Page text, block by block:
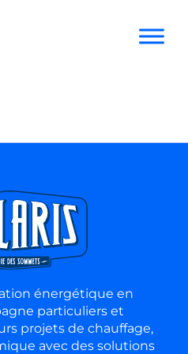
énergétique en
particuliers et
projets de chauffage,
avec des solutions